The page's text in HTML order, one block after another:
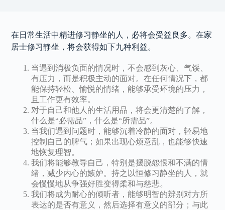
在日常生活中精进修习静坐的人，必将会受益良多。在家
居士修习静坐，将会获得如下九种利益。
当遇到消极负面的情况时，不会感到灰心、气馁、
有压力，而是积极主动的面对。在任何情况下，都
能保持轻松、愉悦的情绪，能够承受环境的压力，
且工作更有效率。
对于自己和他人的生活用品，将会更清楚的了解，
什么是“必需品”，什么是“所需品”。
当我们遇到问题时，能够沉着冷静的面对，轻易地
控制自己的脾气；如果出现心烦意乱，也能够快速
地恢复理智。
我们将能够教导自己，特别是摆脱怨恨和不满的情
绪，减少内心的嫉妒。持之以恒修习静坐的人，就
会慢慢地从争强好胜变得柔和与慈悲。
我们将成为耐心的倾听者，能够明智的辨别对方所
表达的是否有意义，然后选择有意义的部分；与此